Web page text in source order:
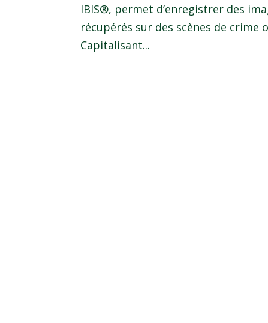
IBIS®, permet d’enregistrer des
récupérés sur des scènes de crime
Capitalisant...